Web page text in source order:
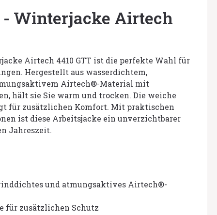
- Winterjacke Airtech
Airtech 4410 GTT ist die perfekte Wahl für
Hergestellt aus wasserdichtem,
Airtech®-Material mit
hält sie Sie warm und trocken. Die weiche
für zusätzlichen Komfort. Mit praktischen
ist diese Arbeitsjacke ein unverzichtbarer
Jahreszeit.
und atmungsaktives Airtech®-
für zusätzlichen Schutz